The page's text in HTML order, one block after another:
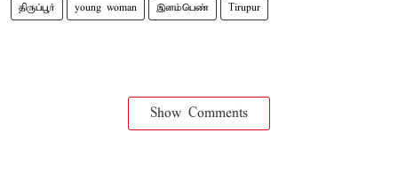
திருப்பூர் young woman இளம்பெண் Tirupur
Show Comments